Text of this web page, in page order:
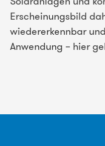
Erscheinungsbild
wiedererkennbar
Anwendung – hier